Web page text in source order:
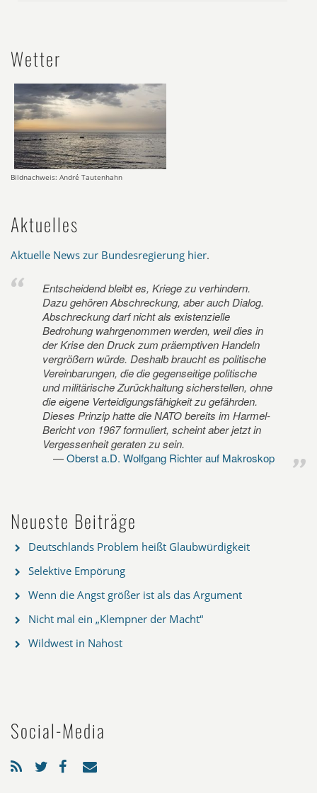
Wetter
Bildnachweis: André Tautenhahn
Aktuelles
Aktuelle News zur Bundesregierung hier.
Entscheidend bleibt es, Kriege zu verhindern.
Dazu gehören Abschreckung, aber auch Dialog.
Abschreckung darf nicht als existenzielle
Bedrohung wahrgenommen werden, weil dies in
der Krise den Druck zum präemptiven Handeln
vergrößern würde. Deshalb braucht es politische
Vereinbarungen, die die gegenseitige politische
und militärische Zurückhaltung sicherstellen, ohne
die eigene Verteidigungsfähigkeit zu gefährden.
Dieses Prinzip hatte die NATO bereits im Harmel-
Bericht von 1967 formuliert, scheint aber jetzt in
Vergessenheit geraten zu sein.
Oberst a.D. Wolfgang Richter auf Makroskop
Neueste Beiträge
Deutschlands Problem heißt Glaubwürdigkeit
Selektive Empörung
Wenn die Angst größer ist als das Argument
Nicht mal ein „Klempner der Macht“
Wildwest in Nahost
Social-Media